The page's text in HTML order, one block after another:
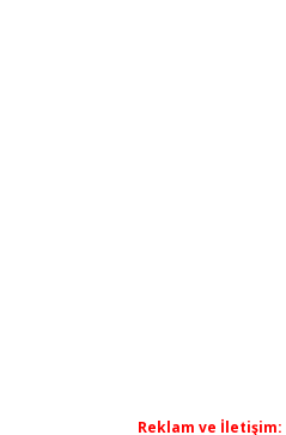
Reklam ve İletişim: